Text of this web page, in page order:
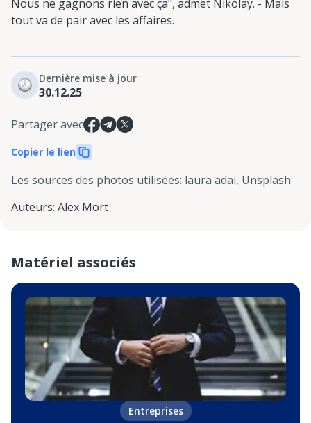
Nous ne gagnons rien avec ça", admet Nikolay. - Mais
tout va de pair avec les affaires.
Dernière mise à jour
30.12.25
Partager avec
Copier le lien
Les sources des photos utilisées: laura adai, Unsplash
Auteurs: Alex Mort
Matériel associés
Entreprises